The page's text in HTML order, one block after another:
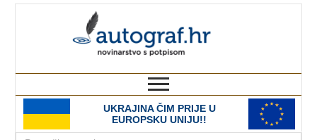
UKRAJINA ČIM PRIJE U
EUROPSKU UNIJU!!